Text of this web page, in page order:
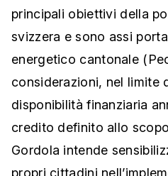
principali obiettivi della
svizzera e sono assi
energetico cantonale
considerazioni, nel limite
disponibilità finanziaria
credito definito allo
Gordola intende